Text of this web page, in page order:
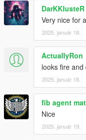
DarKKlusteR
Very nice for
2025. január 18.
ActuallyRon
looks fire
2025. január 18.
fib agent
Nice
2025. január 19.